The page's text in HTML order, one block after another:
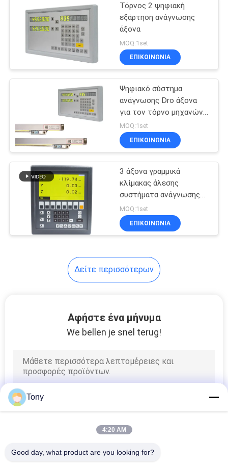
Τόρνος 2 ψηφιακή
εξάρτηση ανάγνωσης
άξονα
MOQ:1set
ΕΠΙΚΟΙΝΩΝΙΑ
Ψηφιακό σύστημα
ανάγνωσης Dro άξονα
για τον τόρνο μηχανών
άλεσης
MOQ:1set
ΕΠΙΚΟΙΝΩΝΙΑ
3 άξονα γραμμικά
κλίμακας άλεσης
συστήματα ανάγνωσης
θέσης Dro ψηφιακά
MOQ:1set
ΕΠΙΚΟΙΝΩΝΙΑ
Δείτε περισσότερων
Αφήστε ένα μήνυμα
We bellen je snel terug!
Tony
4:20 AM
Good day, what product are you looking for?